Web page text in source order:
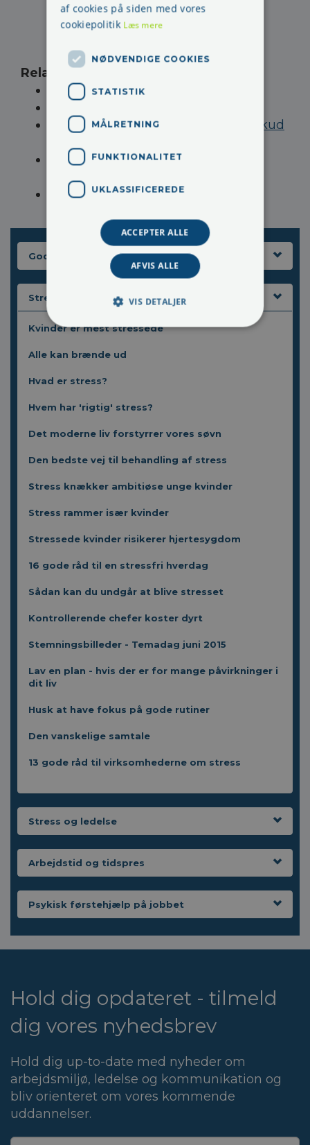
Relaterede sider
De mest stressende job
Du kan ikke indhente søvnunderskud
Stress knækker ambitiøse unge
kvinder
Stress rammer især kvinder
Gode fif til dig
Stress
Kvinder er mest stressede
Alle kan brænde ud
Hvad er stress?
Hvem har 'rigtig' stress?
Det moderne liv forstyrrer vores søvn
Den bedste vej til behandling af stress
Stress knækker ambitiøse unge kvinder
Stress rammer især kvinder
Stressede kvinder risikerer hjertesygdom
16 gode råd til en stressfri hverdag
Sådan kan du undgår at blive stresset
Kontrollerende chefer koster dyrt
Stemningsbilleder - Temadag juni 2015
Lav en plan - hvis der er for mange påvirkninger i
dit liv
Husk at have fokus på gode rutiner
Den vanskelige samtale
13 gode råd til virksomhederne om stress
Stress og ledelse
Arbejdstid og tidspres
Psykisk førstehjælp på jobbet
Hold dig opdateret - tilmeld
dig vores nyhedsbrev
Hold dig up-to-date med nyheder om
arbejdsmiljø, ledelse og kommunikation og
bliv orienteret om vores kommende
uddannelser.
af cookies på siden med vores
cookiepolitik Læs mere
NØDVENDIGE COOKIES
STATISTIK
MÅLRETNING
FUNKTIONALITET
UKLASSIFICEREDE
ACCEPTER ALLE
AFVIS ALLE
VIS DETALJER